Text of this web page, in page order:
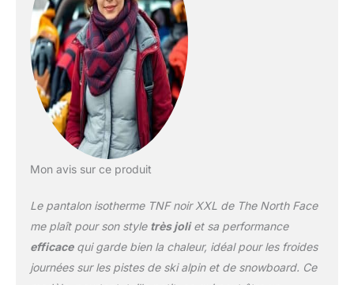
automne/hiver
Mon avis sur ce produit
Le pantalon isotherme TNF noir XXL de The North Face
me plaît pour son style très joliet sa performance
efficacequi garde bien la chaleur, idéal pour les froides
journées sur les pistes de ski alpin et de snowboard. Ce